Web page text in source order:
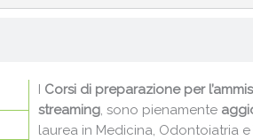
Corsi di preparazione per
streaming, sono pienamente
laurea in Medicina, Odontoiatria